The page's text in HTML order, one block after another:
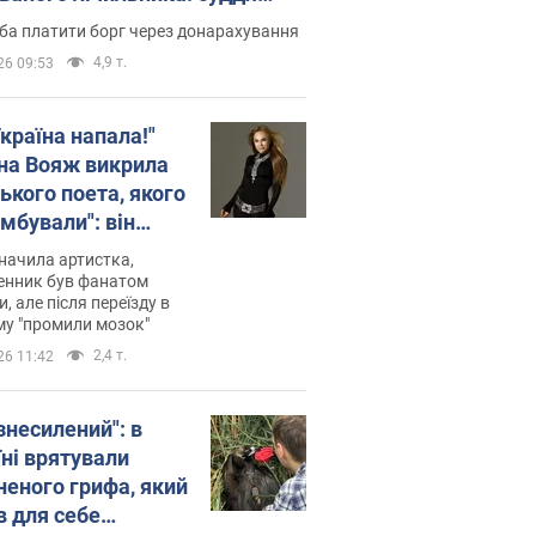
неочікуване рішення
платити борг через донарахування
09:53 4,9 т.
напала!"
Вояж викрила
поета, якого
він
російської не
тепер хоче
українців
артистка,
був фанатом
але після переїзду в
"промили мозок"
11:42 2,4 т.
в
врятували
грифа, який
для себе